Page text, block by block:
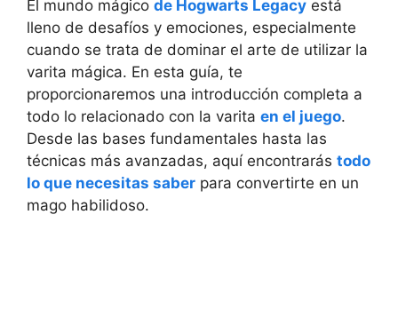
El mundo mágico de Hogwarts Legacy está
lleno de desafíos y emociones, especialmente
cuando se trata de dominar el arte de utilizar la
varita mágica. En esta guía, te
proporcionaremos una introducción completa a
todo lo relacionado con la varita en el juego.
Desde las bases fundamentales hasta las
técnicas más avanzadas, aquí encontrarás todo
lo que necesitas saber para convertirte en un
mago habilidoso.